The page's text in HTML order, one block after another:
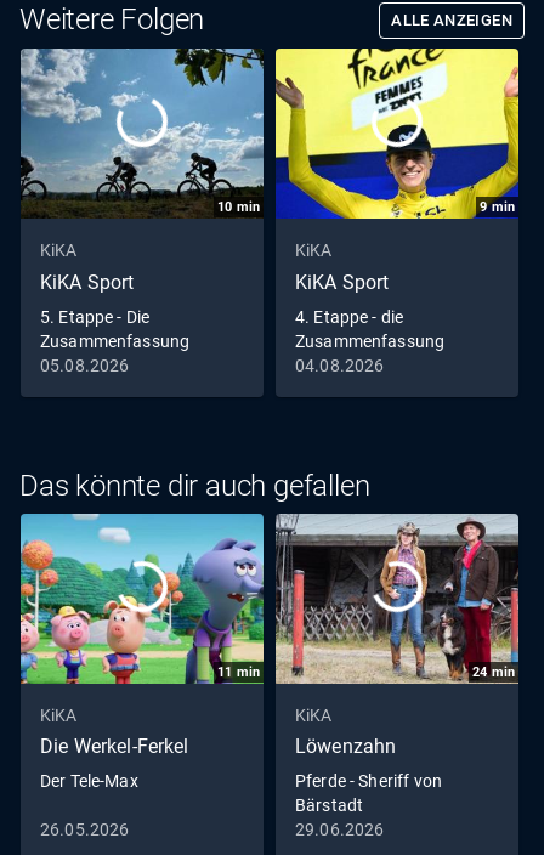
Weitere Folgen ALLE ANZEIGEN
10 min
KiKA
KiKA Sport
5. Etappe - Die
Zusammenfassung
05.08.2026
9min
KiKA
KiKA Sport
4. Etappe - die
Zusammenfassung
04.08.2026
Das könnte dir auch gefallen
11 min
KiKA
Die Werkel-Ferkel
Der Tele-Max
26.05.2026
24 min
KiKA
Löwenzahn
Pferde - Sheriff von
Bärstadt
29.06.2026